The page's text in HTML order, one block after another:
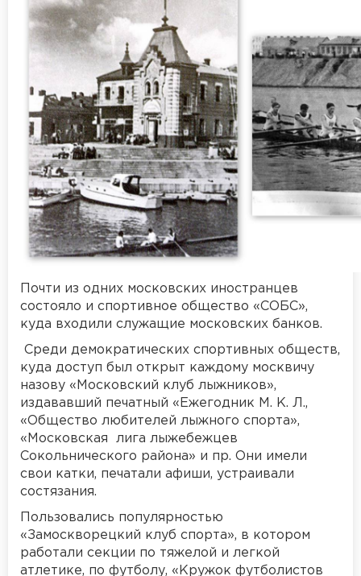
Почти из одних московских иностранцев
состояло и спортивное общество «СОБС»,
куда входили служащие московских банков.
Среди демократических спортивных обществ,
куда доступ был открыт каждому москвичу
назову «Московский клуб лыжников»,
издававший печатный «Ежегодник М. К. Л.,
«Общество любителей лыжного спорта»,
«Московская лига лыжебежцев
Сокольнического района» и пр. Они имели
свои катки, печатали афиши, устраивали
состязания.
Пользовались популярностью
«Замоскворецкий клуб спорта», в котором
работали секции по тяжелой и легкой
атлетике, по футболу, «Кружок футболистов